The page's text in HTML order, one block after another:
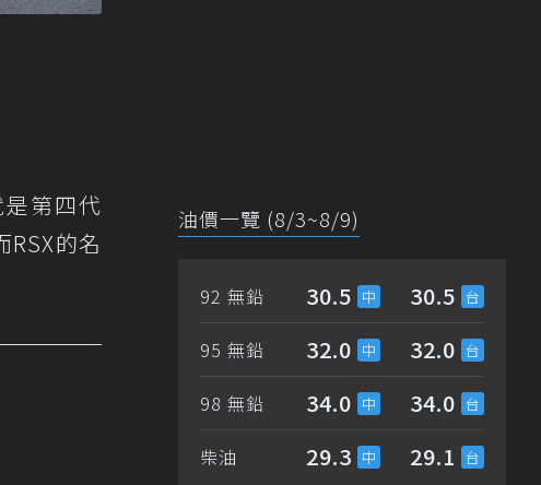
第四代
的名
油價一覽 (8/3~8/9)
92 無鉛 30.5 30.5
95 無鉛 32.0 32.0
98 無鉛 34.0 34.0
柴油 29.3 29.1